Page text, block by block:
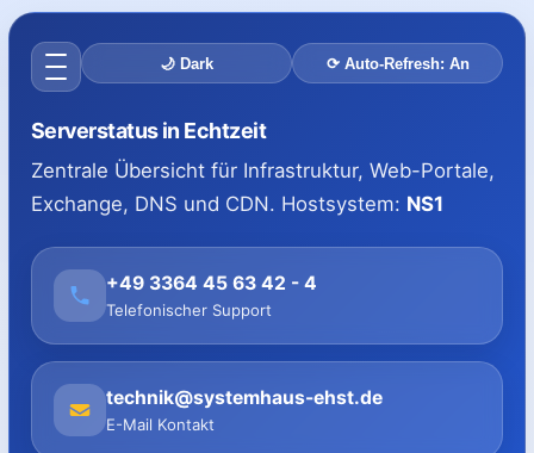
🌙 Dark ⟳ Auto-Refresh: An
Serverstatus in Echtzeit
Zentrale Übersicht für Infrastruktur, Web-Portale,
Exchange, DNS und CDN. Hostsystem: NS1
+49 3364 45 63 42 - 4
Telefonischer Support
technik@systemhaus-ehst.de
E-Mail Kontakt